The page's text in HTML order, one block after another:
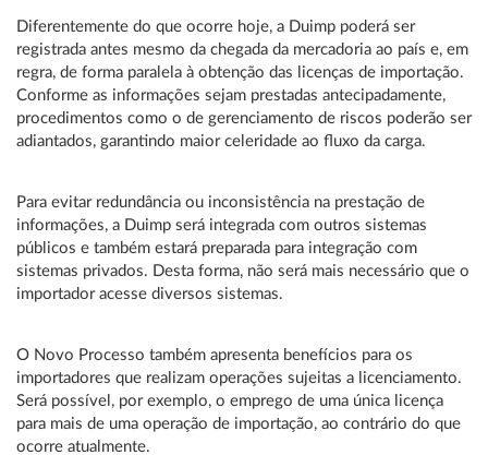
Diferentemente do que ocorre hoje, a Duimp poderá ser
registrada antes mesmo da chegada da mercadoria ao país e, em
regra, de forma paralela à obtenção das licenças de importação.
Conforme as informações sejam prestadas antecipadamente,
procedimentos como o de gerenciamento de riscos poderão ser
adiantados, garantindo maior celeridade ao fluxo da carga.
Para evitar redundância ou inconsistência na prestação de
informações, a Duimp será integrada com outros sistemas
públicos e também estará preparada para integração com
sistemas privados. Desta forma, não será mais necessário que o
importador acesse diversos sistemas.
O Novo Processo também apresenta benefícios para os
importadores que realizam operações sujeitas a licenciamento.
Será possível, por exemplo, o emprego de uma única licença
para mais de uma operação de importação, ao contrário do que
ocorre atualmente.